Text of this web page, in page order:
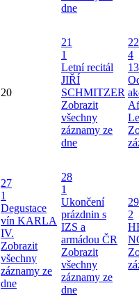
dne
20
21
1
Letní recitál
JIŘÍ
SCHMITZER
Zobrazit
všechny
záznamy ze
dne
22
4
27
1
Degustace
vín KARLA
IV.
Zobrazit
všechny
záznamy ze
dne
28
1
Ukončení
prázdnin s
IZS a
armádou ČR
Zobrazit
všechny
záznamy ze
dne
29
2